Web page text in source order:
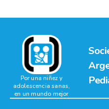
Por una niñez y
adolescencia sanas,
en un mundo mejor